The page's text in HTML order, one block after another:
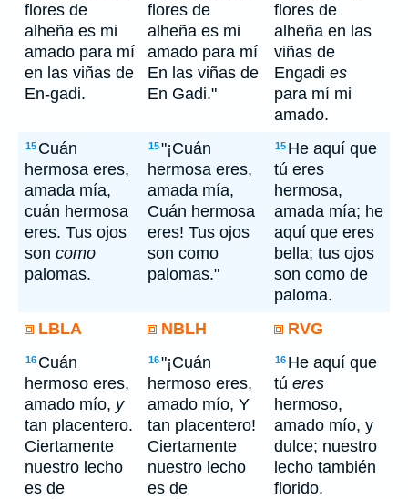
flores de
alheña es mi
amado para mí
en las viñas de
En-gadi.
flores de
alheña es mi
amado para mí
En las viñas de
En Gadi."
flores de
alheña en las
viñas de
Engadi es
para mí mi
amado.
15 Cuán
hermosa eres,
amada mía,
cuán hermosa
eres. Tus ojos
son como
palomas.
15"¡Cuán
hermosa eres,
amada mía,
Cuán hermosa
eres! Tus ojos
son como
palomas."
15 He aquí que
tú eres
hermosa,
amada mía; he
aquí que eres
bella; tus ojos
son como de
paloma.
LBLA
NBLH RVG
16 Cuán
hermoso eres,
amado mío, y
tan placentero.
Ciertamente
nuestro lecho
es de
16"¡Cuán
hermoso eres,
amado mío, Y
tan placentero!
Ciertamente
nuestro lecho
es de
16 He aquí que
tú eres
hermoso,
amado mío, y
dulce; nuestro
lecho también
florido.